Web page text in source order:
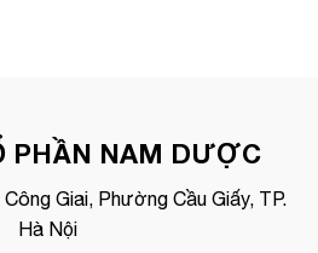
PHẦN NAM DƯỢC
Giai, Phường Cầu Giấy, TP.
Hà Nội